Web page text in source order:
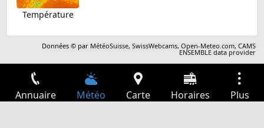
Température
Données © par MétéoSuisse,SwissWebcams,Open-Meteo.com,CAMS
ENSEMBLE data provider
Annuaire Météo Carte Horaires Plus